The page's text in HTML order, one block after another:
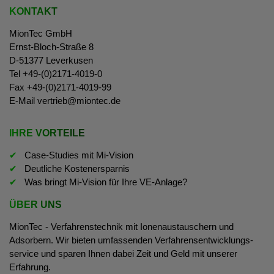
KONTAKT
MionTec GmbH
Ernst-Bloch-Straße 8
D-51377 Leverkusen
Tel +49-(0)2171-4019-0
Fax +49-(0)2171-4019-99
E-Mail vertrieb@miontec.de
IHRE VORTEILE
Case-Studies mit Mi-Vision
Deutliche Kostenersparnis
Was bringt Mi-Vision für Ihre VE-Anlage?
ÜBER UNS
MionTec - Verfahrens­technik mit Ionen­austauschern und
Adsorbern. Wir bieten umfassenden Verfahrens­entwicklungs­
service und sparen Ihnen dabei Zeit und Geld mit unserer
Erfahrung.